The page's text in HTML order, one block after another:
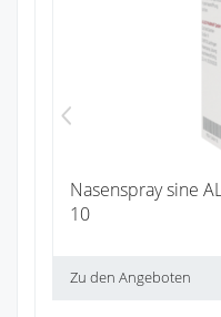
Nasenspray sine
10
Zu den Angeboten